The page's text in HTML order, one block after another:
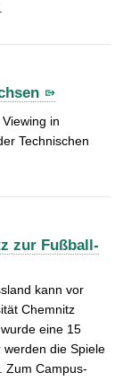
in
Technischen
zur Fußball-
kann vor
Chemnitz
eine 15
die Spiele
Zum Campus-